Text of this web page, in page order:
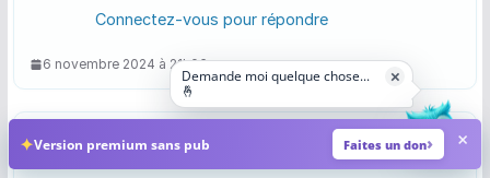
Connectez-vous pour répondre
6 novembre 2024 à 21h06
Alain
Demande moi quelque chose...
🤞
×
✦Version premium sans pub Faites un don ×